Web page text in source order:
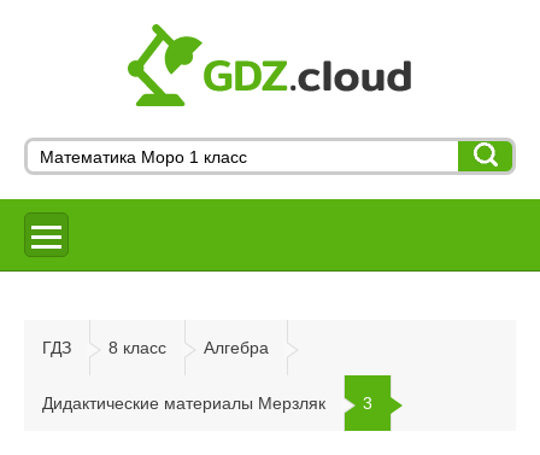
ГДЗ 8 класс Алгебра
Дидактические материалы Мерзляк 3